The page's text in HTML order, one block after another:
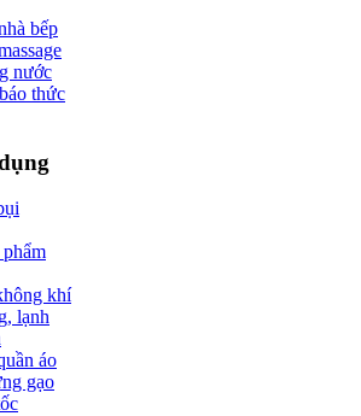
bếp
nước
thức
khí
lạnh
áo
gạo